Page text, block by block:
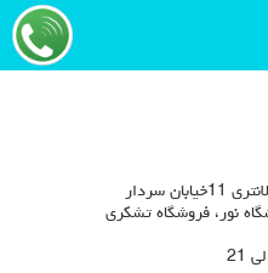
کرج - خیابان بهشتی روبروی کلانتری 11خیابان سردار
نور، فروشگاه تشکری